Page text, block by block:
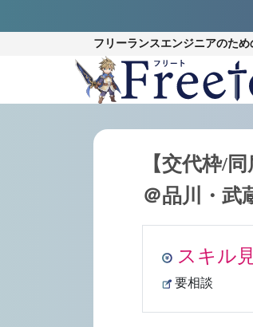
フリーランスエンジニアのため
【交代枠/
＠品川・武
スキル
要相談